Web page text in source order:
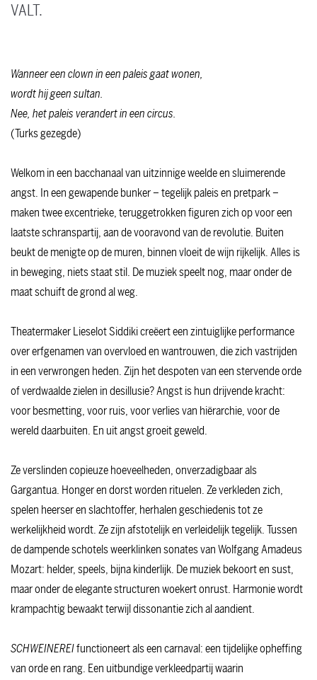
VALT.
Wanneer een clown in een paleis gaat wonen,
wordt hij geen sultan.
Nee, het paleis verandert in een circus.
(Turks gezegde)
Welkom in een bacchanaal van uitzinnige weelde en sluimerende
angst. In een gewapende bunker – tegelijk paleis en pretpark –
maken twee excentrieke, teruggetrokken figuren zich op voor een
laatste schranspartij, aan de vooravond van de revolutie. Buiten
beukt de menigte op de muren, binnen vloeit de wijn rijkelijk. Alles is
in beweging, niets staat stil. De muziek speelt nog, maar onder de
maat schuift de grond al weg.
Theatermaker Lieselot Siddiki creëert een zintuiglijke performance
over erfgenamen van overvloed en wantrouwen, die zich vastrijden
in een verwrongen heden. Zijn het despoten van een stervende orde
of verdwaalde zielen in desillusie? Angst is hun drijvende kracht:
voor besmetting, voor ruis, voor verlies van hiërarchie, voor de
wereld daarbuiten. En uit angst groeit geweld.
Ze verslinden copieuze hoeveelheden, onverzadigbaar als
Gargantua. Honger en dorst worden rituelen. Ze verkleden zich,
spelen heerser en slachtoffer, herhalen geschiedenis tot ze
werkelijkheid wordt. Ze zijn afstotelijk en verleidelijk tegelijk. Tussen
de dampende schotels weerklinken sonates van Wolfgang Amadeus
Mozart: helder, speels, bijna kinderlijk. De muziek bekoort en sust,
maar onder de elegante structuren woekert onrust. Harmonie wordt
krampachtig bewaakt terwijl dissonantie zich al aandient.
SCHWEINEREIfunctioneert als een carnaval: een tijdelijke opheffing
van orde en rang. Een uitbundige verkleedpartij waarin